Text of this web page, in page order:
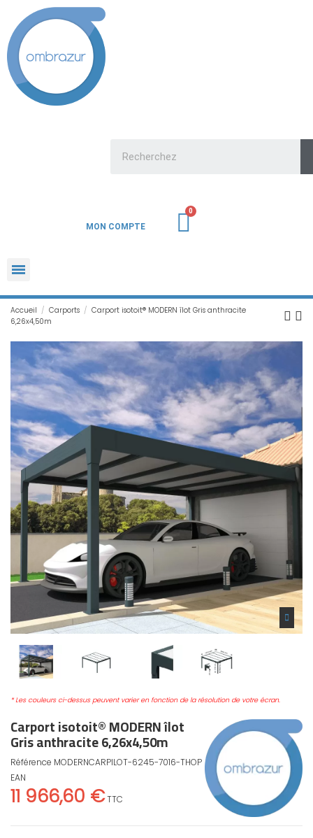
MON COMPTE
Accueil Carports
Carport isotoit® MODERN îlot Gris anthracite
6,26x4,50m
* Les couleurs ci-dessus peuvent varier en fonction de la résolution de votre écran.
Carport isotoit® MODERN îlot
Gris anthracite 6,26x4,50m
Référence MODERNCARPILOT-6245-7016-THOP
EAN
11 966,60 €TTC